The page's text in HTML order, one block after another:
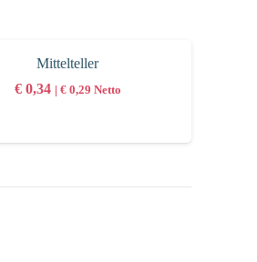
Mittelteller
€0,34 €0,29 Netto